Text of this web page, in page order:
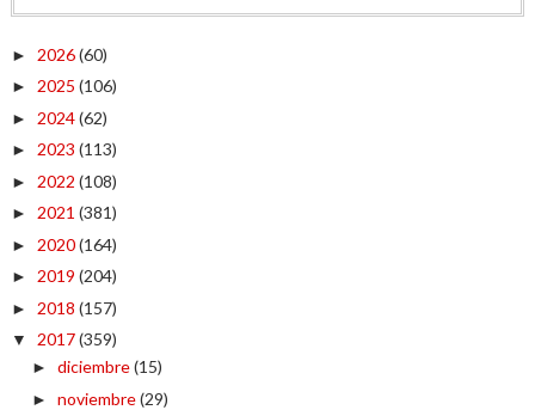
► 2026(60)
► 2025 (106)
► 2024(62)
► 2023 (113)
► 2022 (108)
► 2021 (381)
► 2020(164)
► 2019 (204)
► 2018 (157)
▼ 2017(359)
► diciembre(15)
► noviembre(29)